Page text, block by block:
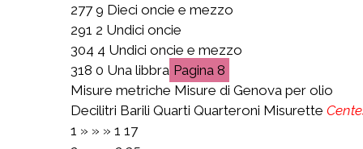
277 9 Dieci oncie e mezzo
291 2 Undici oncie
304 4 Undici oncie e mezzo
318 0 Una libbra
8
Misure metriche Misure di Genova per olio
Decilitri Barili Quarti Quarteroni Misurette
1 » » » 1 17